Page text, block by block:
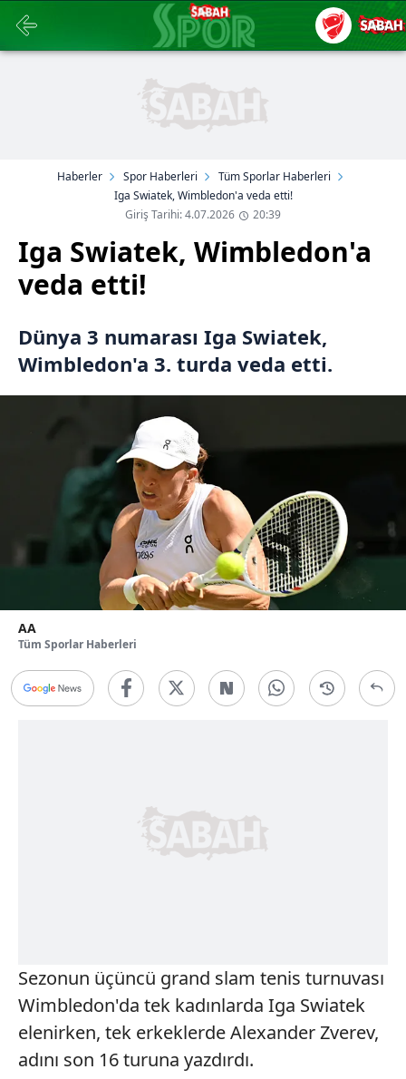
Haberler Spor Haberleri
Tüm Sporlar Haberleri
Iga Swiatek, Wimbledon'a veda etti!
Giriş Tarihi: 4.07.2026
20:39
Iga Swiatek, Wimbledon'a
veda etti!
Dünya 3 numarası Iga Swiatek,
Wimbledon'a 3. turda veda etti.
AA
Tüm Sporlar Haberleri
Sezonun üçüncü grand slam tenis turnuvası
Wimbledon'da tek kadınlarda Iga Swiatek
elenirken, tek erkeklerde Alexander Zverev,
adını son 16 turuna yazdırdı.